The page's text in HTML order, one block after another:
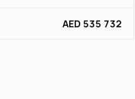
AED 535 732